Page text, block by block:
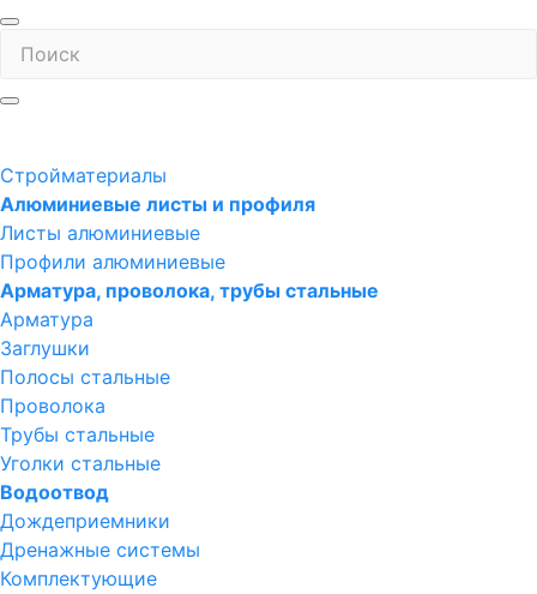
Стройматериалы
Алюминиевые листы и профиля
Листы алюминиевые
Профили алюминиевые
Арматура, проволока, трубы стальные
Арматура
Заглушки
Полосы стальные
Проволока
Трубы стальные
Уголки стальные
Водоотвод
Дождеприемники
Дренажные системы
Комплектующие